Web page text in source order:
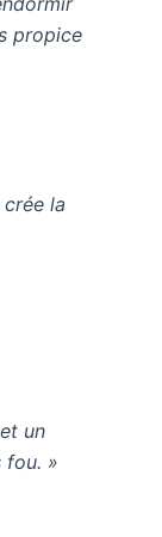
propice
la
un
fou. »